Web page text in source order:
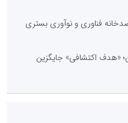
فناوری و نوآوری بستری
«هدف اکتشافی» جایگزین